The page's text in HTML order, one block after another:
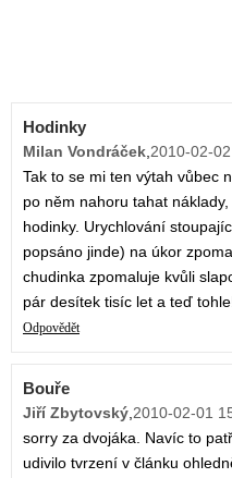
Hodinky
Milan Vondráček,2010-02-
Tak to se mi ten výtah vůbec
po něm nahoru tahat
hodinky. Urychlování
popsáno jinde) na úkor
chudinka zpomaluje kvůli
pár desítek tisíc let a teď
Odpovědět
Bouře
Jiří Zbytovský,2010-02-01
sorry za dvojáka. Navíc to
udivilo tvrzení v článku